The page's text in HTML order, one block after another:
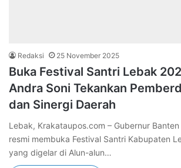
Redaksi 25 November 2025
Buka Festival Santri Lebak
Andra Soni Tekankan
dan Sinergi Daerah
​Lebak, Krakataupos.com – Gubernur
resmi membuka Festival Santri Kabupaten
yang digelar di Alun-alun…